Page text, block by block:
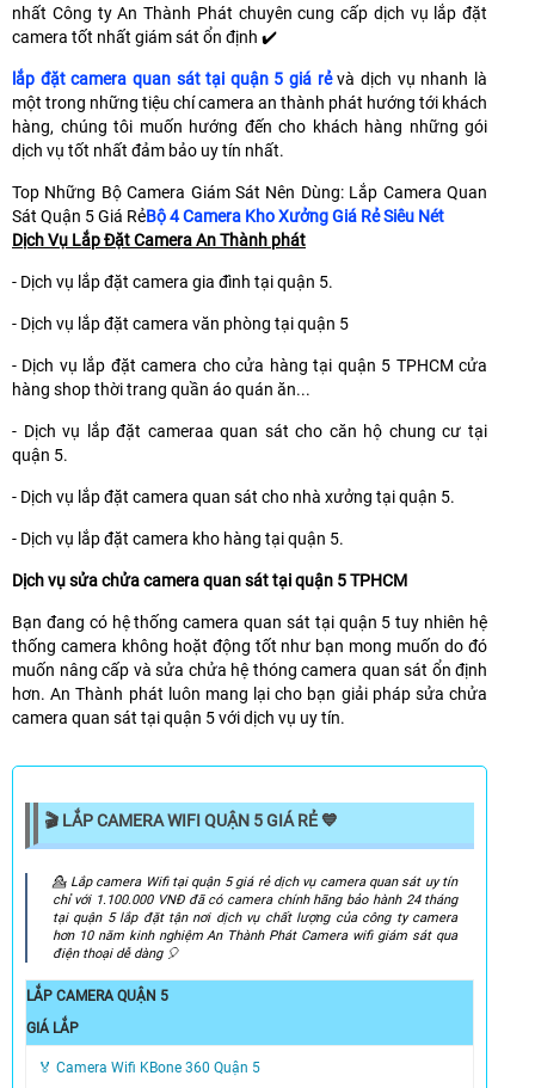
nhất Công ty An Thành Phát chuyên cung cấp dịch vụ lắp đặt
camera tốt nhất giám sát ổn định ✔️
lắp đặt camera quan sát tại quận 5 giá rẻvà dịch vụ nhanh là
một trong những tiệu chí camera an thành phát hướng tới khách
hàng, chúng tôi muốn hướng đến cho khách hàng những gói
dịch vụ tốt nhất đảm bảo uy tín nhất.
Top Những Bộ Camera Giám Sát Nên Dùng: Lắp Camera Quan
Sát Quận 5 Giá RẻBộ 4 Camera Kho Xưởng Giá Rẻ Siêu Nét
Dịch Vụ Lắp Đặt Camera An Thành phát
- Dịch vụ lắp đặt camera gia đình tại quận 5.
- Dịch vụ lắp đặt camera văn phòng tại quận 5
- Dịch vụ lắp đặt camera cho cửa hàng tại quận 5 TPHCM cửa
hàng shop thời trang quần áo quán ăn...
- Dịch vụ lắp đặt cameraa quan sát cho căn hộ chung cư tại
quận 5.
- Dịch vụ lắp đặt camera quan sát cho nhà xưởng tại quận 5.
- Dịch vụ lắp đặt camera kho hàng tại quận 5.
Dịch vụ sửa chửa camera quan sát tại quận 5 TPHCM
Bạn đang có hệ thống camera quan sát tại quận 5 tuy nhiên hệ
thống camera không hoặt động tốt như bạn mong muốn do đó
muốn nâng cấp và sửa chửa hệ thóng camera quan sát ổn định
hơn. An Thành phát luôn mang lại cho bạn giải pháp sửa chửa
camera quan sát tại quận 5 với dịch vụ uy tín.
🎬 LẮP CAMERA WIFI QUẬN 5 GIÁ RẺ 💙
️💁️ Lắp camera Wifi tại quận 5 giá rẻ dịch vụ camera quan sát uy tín
chỉ với 1.100.000 VNĐ đã có camera chính hãng bảo hành 24 tháng
tại quận 5 lắp đặt tận nơi dịch vụ chất lượng của công ty camera
hơn 10 năm kinh nghiệm An Thành Phát Camera wifi giám sát qua
điện thoại dễ dàng ️🎈
LẮP CAMERA QUẬN 5
GIÁ LẮP
🏅 Camera Wifi KBone 360 Quận 5